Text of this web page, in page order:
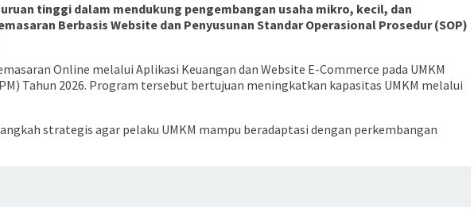
tinggi dalam mendukung pengembangan usaha mikro, kecil, dan
Berbasis Website dan Penyusunan Standar Operasional Prosedur (SOP)
Online melalui Aplikasi Keuangan dan Website E-Commerce pada UMKM
Tahun 2026. Program tersebut bertujuan meningkatkan kapasitas UMKM melalui
strategis agar pelaku UMKM mampu beradaptasi dengan perkembangan